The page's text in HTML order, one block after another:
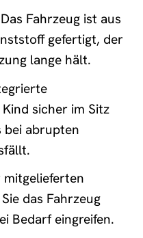
Das Fahrzeug ist aus
gefertigt, der
lange hält.
sicher im Sitz
bei abrupten
mitgelieferten
das Fahrzeug
Bedarf eingreifen.